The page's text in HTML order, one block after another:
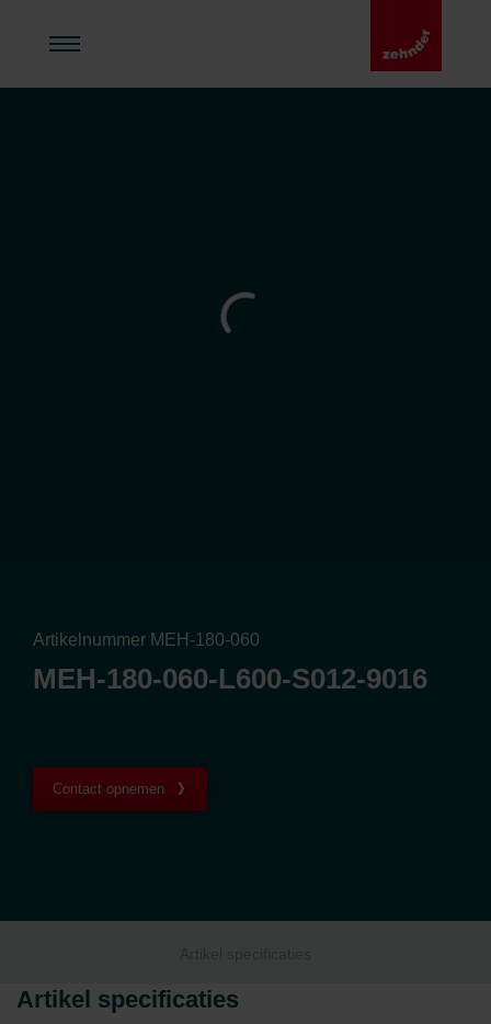
Artikelnummer MEH-180-060
MEH-180-060-L600-S012-9016
Contact opnemen
Artikel specificaties
Artikel specificaties